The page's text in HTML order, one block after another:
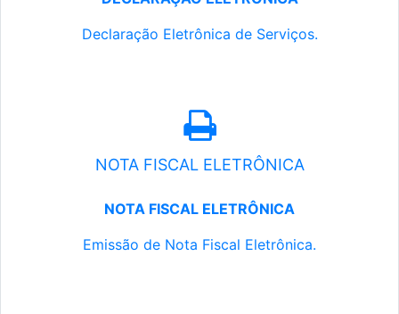
Declaração Eletrônica de Serviços.
NOTA FISCAL ELETRÔNICA
NOTA FISCAL ELETRÔNICA
Emissão de Nota Fiscal Eletrônica.